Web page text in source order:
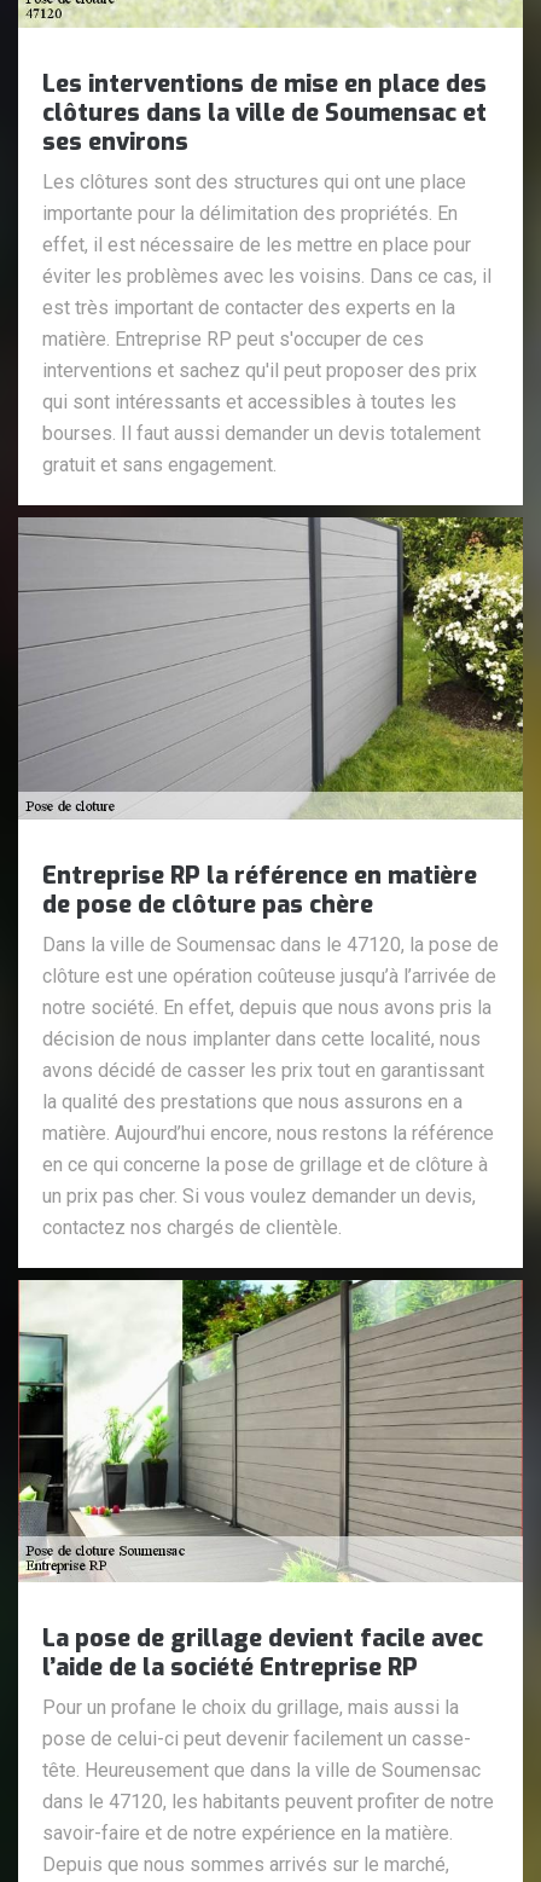
Les interventions de mise en place des
clôtures dans la ville de Soumensac et
ses environs
Les clôtures sont des structures qui ont une place
importante pour la délimitation des propriétés. En
effet, il est nécessaire de les mettre en place pour
éviter les problèmes avec les voisins. Dans ce cas, il
est très important de contacter des experts en la
matière. Entreprise RP peut s'occuper de ces
interventions et sachez qu'il peut proposer des prix
qui sont intéressants et accessibles à toutes les
bourses. Il faut aussi demander un devis totalement
gratuit et sans engagement.
Entreprise RP la référence en matière
de pose de clôture pas chère
Dans la ville de Soumensac dans le 47120, la pose de
clôture est une opération coûteuse jusqu’à l’arrivée de
notre société. En effet, depuis que nous avons pris la
décision de nous implanter dans cette localité, nous
avons décidé de casser les prix tout en garantissant
la qualité des prestations que nous assurons en a
matière. Aujourd’hui encore, nous restons la référence
en ce qui concerne la pose de grillage et de clôture à
un prix pas cher. Si vous voulez demander un devis,
contactez nos chargés de clientèle.
La pose de grillage devient facile avec
l’aide de la société Entreprise RP
Pour un profane le choix du grillage, mais aussi la
pose de celui-ci peut devenir facilement un casse-
tête. Heureusement que dans la ville de Soumensac
dans le 47120, les habitants peuvent profiter de notre
savoir-faire et de notre expérience en la matière.
Depuis que nous sommes arrivés sur le marché,